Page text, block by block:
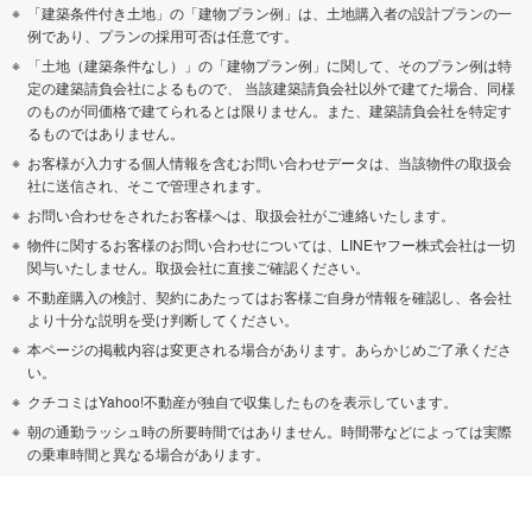
「建築条件付き土地」の「建物プラン例」は、土地購入者の設計プランの一
例であり、プランの採用可否は任意です。
「土地（建築条件なし）」の「建物プラン例」に関して、そのプラン例は特
定の建築請負会社によるもので、 当該建築請負会社以外で建てた場合、同様
のものが同価格で建てられるとは限りません。また、建築請負会社を特定す
るものではありません。
お客様が入力する個人情報を含むお問い合わせデータは、当該物件の取扱会
社に送信され、そこで管理されます。
お問い合わせをされたお客様へは、取扱会社がご連絡いたします。
物件に関するお客様のお問い合わせについては、LINEヤフー株式会社は一切
関与いたしません。取扱会社に直接ご確認ください。
不動産購入の検討、契約にあたってはお客様ご自身が情報を確認し、各会社
より十分な説明を受け判断してください。
本ページの掲載内容は変更される場合があります。あらかじめご了承くださ
い。
クチコミはYahoo!不動産が独自で収集したものを表示しています。
朝の通勤ラッシュ時の所要時間ではありません。時間帯などによっては実際
の乗車時間と異なる場合があります。